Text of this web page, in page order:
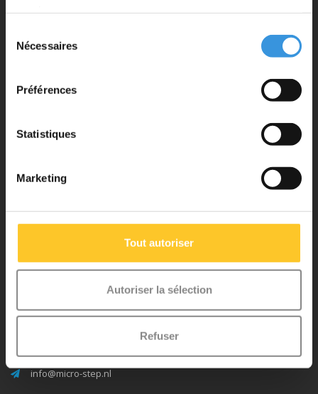
Nécessaires
Préférences
Statistiques
Marketing
Tout autoriser
Autoriser la sélection
Refuser
pendant des années !
Mon compte
Micro Step BV
Binnen Brouwersstraat 36
+31 20 320 6409
info@micro-step.nl